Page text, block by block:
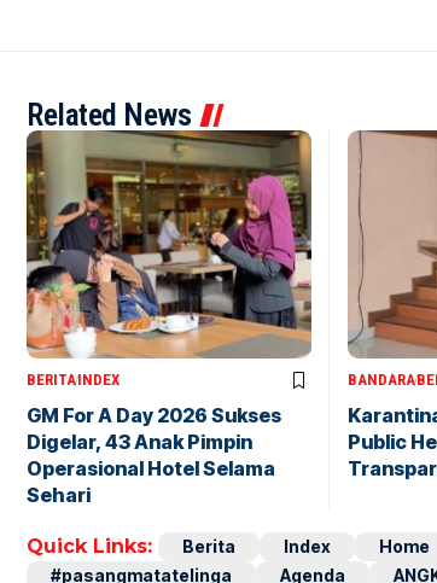
Related News
BERITAINDEX
GM For A Day 2026 Sukses
Digelar, 43 Anak Pimpin
Operasional Hotel Selama
Sehari
BANDARA
Public
Quick Links: Berita Index Home
#pasangmatatelinga
Agenda